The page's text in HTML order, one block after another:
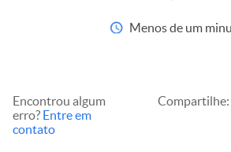
Menos de um
Encontrou algum
erro? Entre em
contato
Compartilhe: